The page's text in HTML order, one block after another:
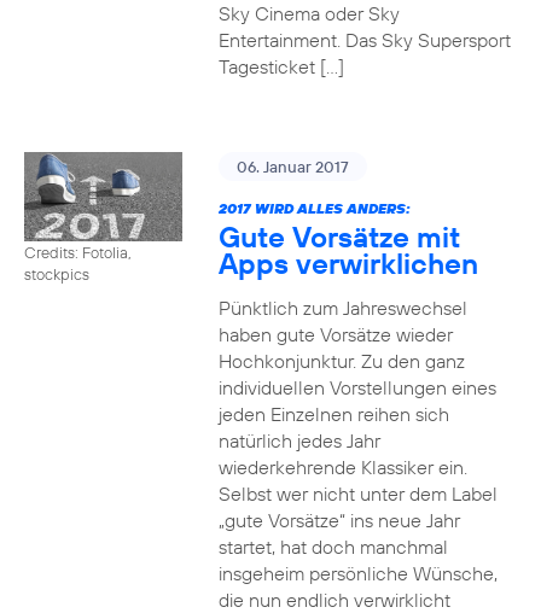
Sky Cinema oder Sky
Entertainment. Das Sky Supersport
Tagesticket […]
Credits: Fotolia,
stockpics
06. Januar 2017
2017 WIRD ALLES ANDERS:
Gute Vorsätze mit
Apps verwirklichen
Pünktlich zum Jahreswechsel
haben gute Vorsätze wieder
Hochkonjunktur. Zu den ganz
individuellen Vorstellungen eines
jeden Einzelnen reihen sich
natürlich jedes Jahr
wiederkehrende Klassiker ein.
Selbst wer nicht unter dem Label
„gute Vorsätze“ ins neue Jahr
startet, hat doch manchmal
insgeheim persönliche Wünsche,
die nun endlich verwirklicht